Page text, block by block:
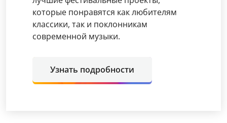
которые понравятся как любителям
классики, так и поклонникам
современной музыки.
Узнать подробности